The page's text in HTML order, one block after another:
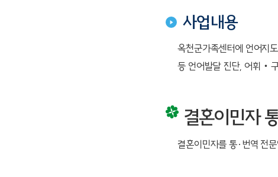
사업내용
옥천군가족센터에 언어지
등 언어발달 진단, 어휘‧
결혼이민자
결혼이민자를 통·번역 전